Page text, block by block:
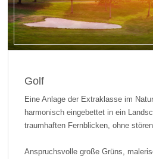
Golf
Eine Anlage der Extraklasse im
harmonisch eingebettet in ein
traumhaften Fernblicken, ohne
Anspruchsvolle große Grüns,